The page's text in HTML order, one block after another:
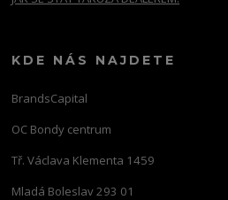
KDE NÁS NAJDETE
BrandsCapital
OC Bondy centrum
Tř. Václava Klementa 1459
Mladá Boleslav 293 01